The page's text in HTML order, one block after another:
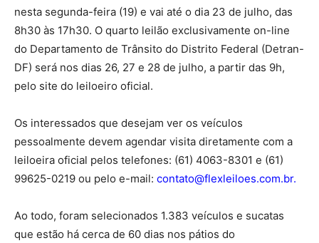
nesta segunda-feira (19) e vai até o dia 23 de julho, das
8h30 às 17h30. O quarto leilão exclusivamente on-line
do Departamento de Trânsito do Distrito Federal (Detran-
DF) será nos dias 26, 27 e 28 de julho, a partir das 9h,
pelo site do leiloeiro oficial.
Os interessados que desejam ver os veículos
pessoalmente devem agendar visita diretamente com a
leiloeira oficial pelos telefones: (61) 4063-8301 e (61)
99625-0219 ou pelo e-mail: contato@flexleiloes.com.br.
Ao todo, foram selecionados 1.383 veículos e sucatas
que estão há cerca de 60 dias nos pátios do